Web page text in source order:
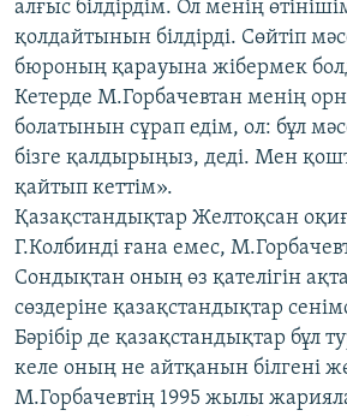
алғыс білдірдім. Ол менің
қолдайтынын білдірді. Сөйтіп
бюроның қарауына жібермек
Кетерде М.Горбачевтан менің
болатынын сұрап едім, ол: бұл
бізге қалдырыңыз, деді. Мен
қайтып кеттім».
Қазақстандықтар Желтоқсан
Г.Колбинді ғана емес,
Сондықтан оның өз қателігін
сөздеріне қазақстандықтар
Бәрібір де қазақстандықтар бұл
келе оның не айтқанын білгені
М.Горбачевтің 1995 жылы